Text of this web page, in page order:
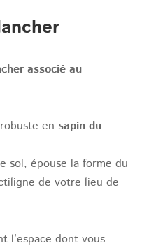
associé au
en sapin du
sol, épouse la forme du
de votre lieu de
l’espace dont vous